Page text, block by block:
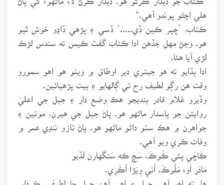
هلي اچڻو پوندو آهي.“
ڪتاب، ’ڇپر ڪين ڏي.....‘ ڏسي ۽ پڙهي ڏاڍو خوش ٿيو
هو. وڃڻ مهل جڏهن ادا ڪتاب گفٽ ڪيس ته سندس لڙڪ
لڙي آيا هئا.
ادا ٻڌايو ته هو جيتري دير اوطاق ۾ ويٺو هو اهو سمورو
وقت هن رڳو لطيف رح تي ڳالهايو ۽ بيت پڙهيائين.
وڏيرو غلام قادر بنديجو هڪ وضع دار ۽ جبل جي اعليٰ
روايتن جو پاسدار ماڻهو هو. پاڻ جبل جي هيرن، موتين ۽
جواهرن ۾ هڪ سٺو داڻو ماڻهو هو. پاڻ تازو ننڍي عمر ۾
وفات ڪري ويو آهي.
ڪَاڇَي پئي ڪُوڪَ، سَچ ڪه سَنگهارن لَڏيو
مَادَرِ اَوءِ مَلُوڪَ، اُٺي وِيَڙا اُڪَرِي.
ها، ته اهو آهي جبل ۽ اهي آهن جبل جا لطيفي ڪردار.